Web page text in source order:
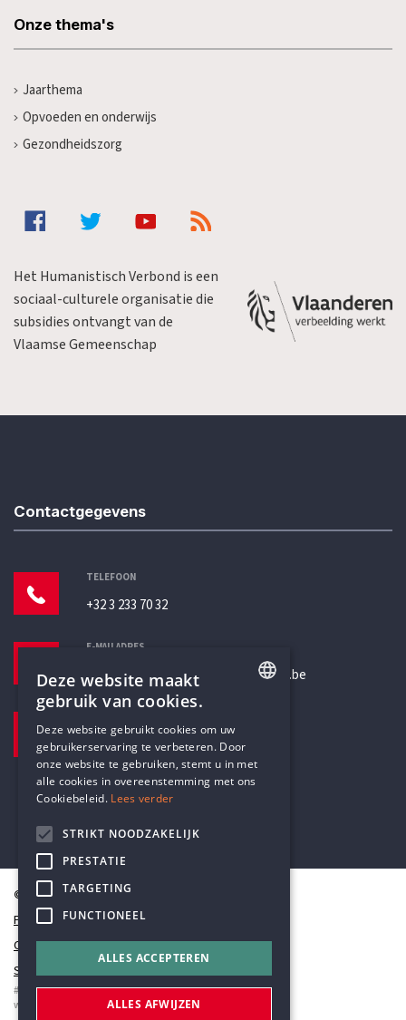
Onze thema's
Jaarthema
Opvoeden en onderwijs
Gezondheidszorg
Het Humanistisch Verbond is een
sociaal-culturele organisatie die
subsidies ontvangt van de
Vlaamse Gemeenschap
Contactgegevens
TELEFOON
+32 3 233 70 32
E-MAILADRES
secretariaat@humanistischverbond.be
Pottenbrug 4
Antwerpen, 2000
© Humanistisch Verbond 2026
Privacy
Cookiestatement
Sitemap
#codedwithlove byCodelines
webapplicaties
mobiele apps&maatwerk websites
DUTCH
Deze website maakt
gebruik van cookies.
Deze website gebruikt cookies om uw
gebruikerservaring te verbeteren. Door
onze website te gebruiken, stemt u in met
alle cookies in overeenstemming met ons
Cookiebeleid. Lees verder
STRIKT NOODZAKELIJK
PRESTATIE
TARGETING
FUNCTIONEEL
ALLES ACCEPTEREN
ALLES AFWIJZEN